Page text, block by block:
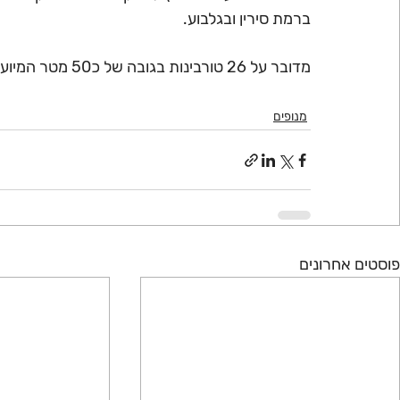
ברמת סירין ובגלבוע.
מדובר על 26 טורבינות בגובה של כ50 מטר המיועדות להפקה של 850kW כל אחת.
מנופים
פוסטים אחרונים